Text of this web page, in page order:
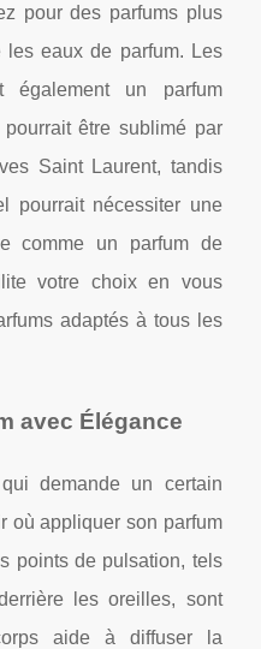
pour des parfums plus
les eaux de parfum. Les
également un parfum
être sublimé par
Saint Laurent, tandis
pourrait nécessiter une
comme un parfum de
votre choix en vous
adaptés à tous les
avec Élégance
demande un certain
où appliquer son parfum
points de pulsation, tels
les oreilles, sont
aide à diffuser la